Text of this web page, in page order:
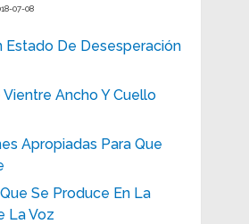
07-08
Estado De Desesperación
Ancho Y Cuello
Apropiadas Para Que
Se Produce En La
La Voz